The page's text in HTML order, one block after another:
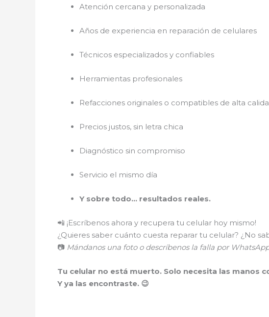
Atención cercana y personalizada
Años de experiencia en reparación de celulares
Técnicos especializados y confiables
Herramientas profesionales
Refacciones originales o compatibles de alta
Precios justos, sin letra chica
Diagnóstico sin compromiso
Servicio el mismo día
Y sobre todo… resultados reales.
📲 ¡Escríbenos ahora y recupera tu celular hoy mismo!
¿Quieres saber cuánto cuesta reparar tu celular? ¿No
📷 Mándanos una foto o descríbenos la falla por
Tu celular no está muerto. Solo necesita las manos
Y ya las encontraste. 😉